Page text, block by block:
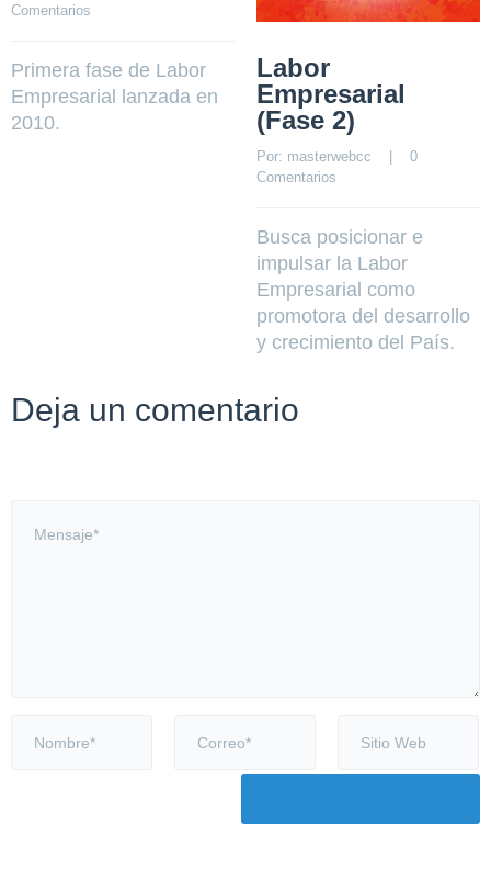
Comentarios
Primera fase de Labor
Empresarial lanzada en
2010.
Labor
Empresarial
(Fase 2)
Por: masterwebcc
0
Comentarios
Busca posicionar e
impulsar la Labor
Empresarial como
promotora del desarrollo
y crecimiento del País.
Deja un comentario